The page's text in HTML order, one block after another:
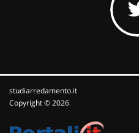
studiarredamento.it
Copyright © 2026